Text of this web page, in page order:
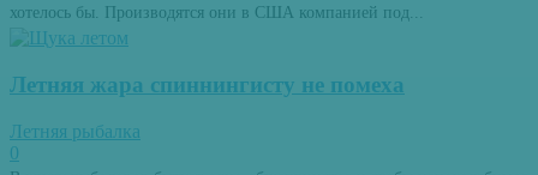
хотелось бы. Производятся они в США компанией под...
Летняя жара спиннингисту не помеха
Летняя рыбалка
0